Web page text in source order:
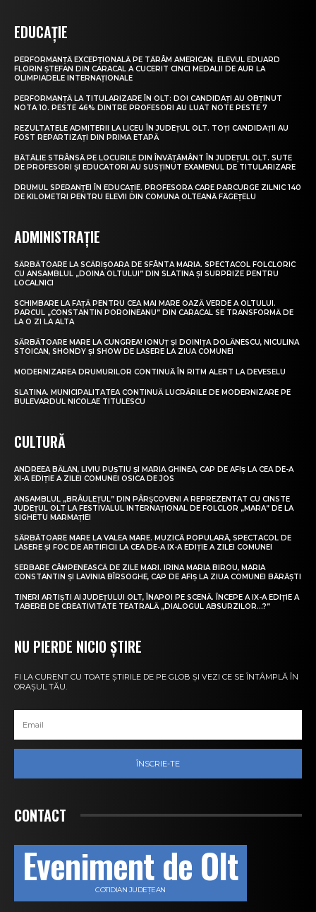
EDUCAȚIE
PERFORMANȚĂ EXCEPȚIONALĂ PE TĂRÂM AMERICAN. ELEVUL EDUARD
FLORIN ȘTEFAN DIN CARACAL A CUCERIT CINCI MEDALII DE AUR LA
OLIMPIADELE INTERNAȚIONALE
PERFORMANȚĂ LA TITULARIZARE ÎN OLT: DOI CANDIDAȚI AU OBȚINUT
NOTA 10. PESTE 46% DINTRE PROFESORI AU LUAT NOTE PESTE 7
REZULTATELE ADMITERII LA LICEU ÎN JUDEȚUL OLT. TOȚI CANDIDAȚII AU
FOST REPARTIZAȚI DIN PRIMA ETAPĂ
BĂTĂLIE STRÂNSĂ PE LOCURILE DIN ÎNVĂȚĂMÂNT ÎN JUDEȚUL OLT. SUTE
DE PROFESORI ȘI EDUCATORI AU SUSȚINUT EXAMENUL DE TITULARIZARE
DRUMUL SPERANȚEI ÎN EDUCAȚIE. PROFESORA CARE PARCURGE ZILNIC 140
DE KILOMETRI PENTRU ELEVII DIN COMUNA OLTEANĂ FĂGEȚELU
ADMINISTRAȚIE
SĂRBĂTOARE LA SCĂRIȘOARA DE SFÂNTA MARIA. SPECTACOL FOLCLORIC
CU ANSAMBLUL „DOINA OLTULUI” DIN SLATINA ȘI SURPRIZE PENTRU
LOCALNICI
SCHIMBARE LA FAȚĂ PENTRU CEA MAI MARE OAZĂ VERDE A OLTULUI.
PARCUL „CONSTANTIN POROINEANU” DIN CARACAL SE TRANSFORMĂ DE
LA O ZI LA ALTA
SĂRBĂTOARE MARE LA CUNGREA! IONUȚ ȘI DOINIȚA DOLĂNESCU, NICULINA
STOICAN, SHONDY ȘI SHOW DE LASERE LA ZIUA COMUNEI
MODERNIZAREA DRUMURILOR CONTINUĂ ÎN RITM ALERT LA DEVESELU
SLATINA. MUNICIPALITATEA CONTINUĂ LUCRĂRILE DE MODERNIZARE PE
BULEVARDUL NICOLAE TITULESCU
CULTURĂ
ANDREEA BĂLAN, LIVIU PUȘTIU ȘI MARIA GHINEA, CAP DE AFIȘ LA CEA DE-A
XI-A EDIȚIE A ZILEI COMUNEI OSICA DE JOS
ANSAMBLUL „BRÂULEȚUL” DIN PÂRȘCOVENI A REPREZENTAT CU CINSTE
JUDEȚUL OLT LA FESTIVALUL INTERNAȚIONAL DE FOLCLOR „MARA” DE LA
SIGHETU MARMAȚIEI
SĂRBĂTOARE MARE LA VALEA MARE. MUZICĂ POPULARĂ, SPECTACOL DE
LASERE ȘI FOC DE ARTIFICII LA CEA DE-A IX-A EDIȚIE A ZILEI COMUNEI
SERBARE CÂMPENEASCĂ DE ZILE MARI. IRINA MARIA BIROU, MARIA
CONSTANTIN ȘI LAVINIA BÎRSOGHE, CAP DE AFIȘ LA ZIUA COMUNEI BĂRĂȘTI
TINERI ARTIȘTI AI JUDEȚULUI OLT, ÎNAPOI PE SCENĂ. ÎNCEPE A IX-A EDIȚIE A
TABEREI DE CREATIVITATE TEATRALĂ „DIALOGUL ABSURZILOR…?”
NU PIERDE NICIO ȘTIRE
FI LA CURENT CU TOATE ȘTIRILE DE PE GLOB ȘI VEZI CE SE ÎNTÂMPLĂ ÎN
ORAȘUL TĂU.
ÎNSCRIE-TE
CONTACT
Eveniment de Olt
COTIDIAN JUDEȚEAN